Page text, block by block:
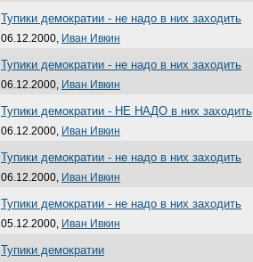
Тупики демократии - не надо в них заходить
06.12.2000, Иван Ивкин
Тупики демократии - не надо в них заходить
06.12.2000, Иван Ивкин
Тупики демократии - НЕ НАДО в них заходить
06.12.2000, Иван Ивкин
Тупики демократии - не надо в них заходить
06.12.2000, Иван Ивкин
Тупики демократии - не надо в них заходить
05.12.2000, Иван Ивкин
Тупики демократии